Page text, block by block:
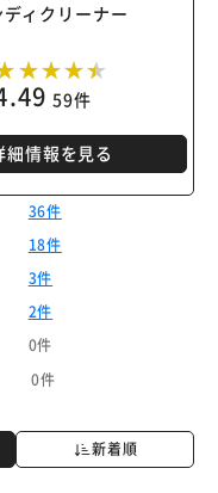
ィクリーナー
59件
細情報を見る
36件
18件
3件
2件
0件
0件
新着順